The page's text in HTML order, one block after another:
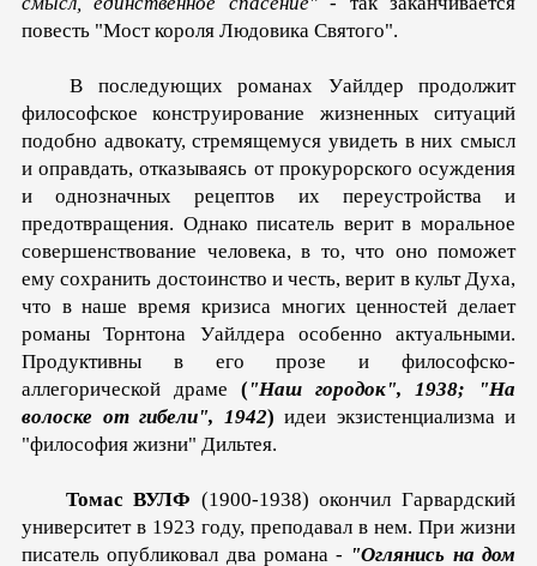
повесть "Мост короля Людовика Святого".
В последующих романах Уайлдер продолжит
философское конструирование жизненных ситуаций
подобно адвокату, стремящемуся увидеть в них смысл
и оправдать, отказываясь от прокурорского осуждения
и однозначных рецептов их пе­реустройства и
предотвращения. Однако писатель верит в мо­ральное
совершенствование человека, в то, что оно поможет
ему сохранить достоинство и честь, верит в культ Духа,
что в наше время кризиса многих ценностей делает
романы Торнтона Уайлдера особенно актуальными.
Продуктивны в его прозе и философско-
аллегорической драме ("Наш городок", 1938; "На
волоске от гибели", 1942) идеи экзистенциализма и
"философия жизни" Дильтея.
Томас ВУЛФ (1900-1938) окончил Гарвардский
универси­тет в 1923 году, преподавал в нем. При жизни
писатель опуб­ликовал два романа - "Оглянись на дом